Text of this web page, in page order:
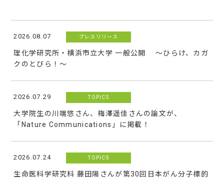
2026.08.07 プレスリリース
理化学研究所・横浜市立大学 一般公開 ～ひらけ、カガ
クのとびら！～
2026.07.29 TOPICS
大学院生の川端悠さん、梅澤遥佳さんの論文が、
「Nature Communications」に掲載！
2026.07.24 TOPICS
生命医科学研究科 藤田陽さんが第30回日本がん分子標的